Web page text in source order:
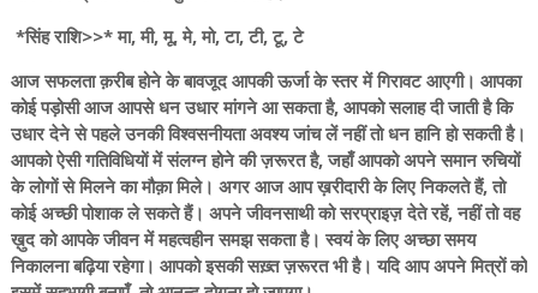
*सिंह राशि>>* मा, मी, मू, मे, मो, टा, टी, टू, टे
आज सफलता क़रीब होने के बावजूद आपकी ऊर्जा के स्तर में गिरावट आएगी। आपका
कोई पड़ोसी आज आपसे धन उधार मांगने आ सकता है, आपको सलाह दी जाती है कि
उधार देने से पहले उनकी विश्वसनीयता अवश्य जांच लें नहीं तो धन हानि हो सकती है।
आपको ऐसी गतिविधियों में संलग्न होने की ज़रूरत है, जहाँ आपको अपने समान रुचियों
के लोगों से मिलने का मौक़ा मिले। अगर आज आप ख़रीदारी के लिए निकलते हैं, तो
कोई अच्छी पोशाक ले सकते हैं। अपने जीवनसाथी को सरप्राइज़ देते रहें, नहीं तो वह
ख़ुद को आपके जीवन में महत्वहीन समझ सकता है। स्वयं के लिए अच्छा समय
निकालना बढ़िया रहेगा। आपको इसकी सख़्त ज़रूरत भी है। यदि आप अपने मित्रों को